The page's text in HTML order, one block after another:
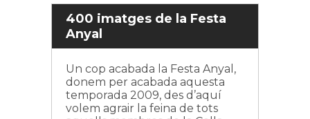
400 imatges de la Festa
Anyal
Un cop acabada la Festa Anyal,
donem per acabada aquesta
temporada 2009, des d’aquí
volem agrair la feina de tots